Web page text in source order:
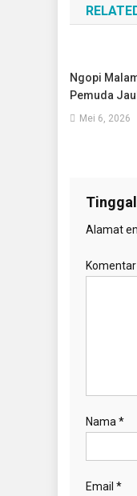
Ngopi
Pemuda
Mei 6, 2026
Alamat
Komentar
Nama *
Email *